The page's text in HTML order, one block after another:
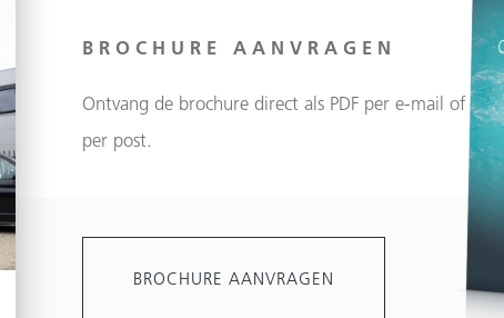
BROCHURE AANVRAGEN
Ontvang de brochure direct als PDF per e-mail of
per post.
BROCHURE AANVRAGEN